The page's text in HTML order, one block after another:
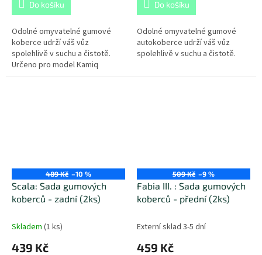
Do košíku
Odolné omyvatelné gumové
koberce udrží váš vůz
spolehlivě v suchu a čistotě.
Určeno pro model Kamiq
(2019+).
Do košíku
Odolné omyvatelné gumové
autokoberce udrží váš vůz
spolehlivě v suchu a čistotě.
489 Kč –10 %
Scala: Sada gumových
koberců - zadní (2ks)
Skladem (1 ks)
439 Kč
509 Kč –9 %
Fabia III. : Sada gumových
koberců - přední (2ks)
Externí sklad 3-5 dní
459 Kč